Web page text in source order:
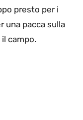
presto per i
una pacca sulla
campo.